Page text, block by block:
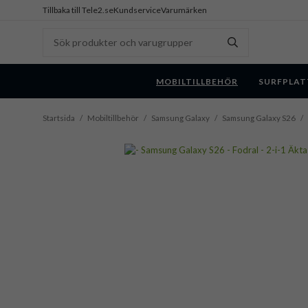
Tillbaka till Tele2.seKundserviceVarumärken
MOBILTILLBEHÖR
Startsida / Mobiltillbehör / Samsung Galaxy / Samsung Galaxy S26 /